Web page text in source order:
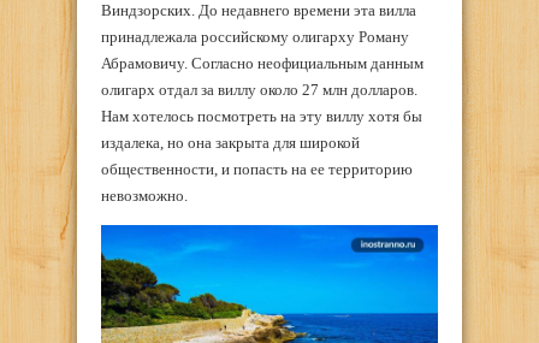
Виндзорских. До недавнего времени эта вилла
принадлежала российскому олигарху Роману
Абрамовичу. Согласно неофициальным данным
олигарх отдал за виллу около 27 млн долларов.
Нам хотелось посмотреть на эту виллу хотя бы
издалека, но она закрыта для широкой
общественности, и попасть на ее территорию
невозможно.